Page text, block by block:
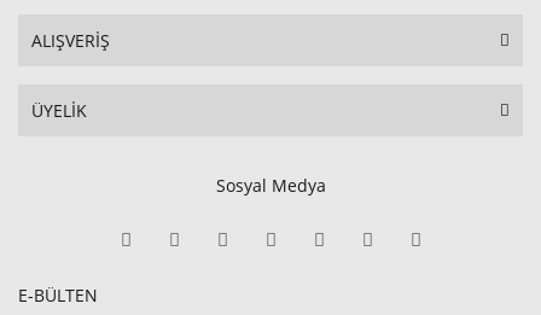
ALIŞVERİŞ
ÜYELİK
Sosyal Medya
E-BÜLTEN